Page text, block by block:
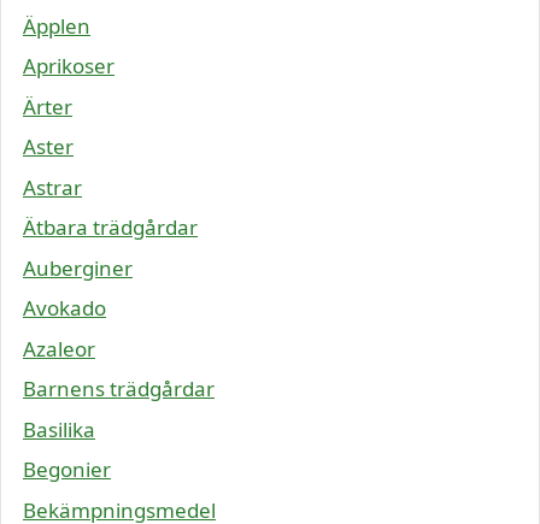
Äpplen
Aprikoser
Ärter
Aster
Astrar
Ätbara trädgårdar
Auberginer
Avokado
Azaleor
Barnens trädgårdar
Basilika
Begonier
Bekämpningsmedel